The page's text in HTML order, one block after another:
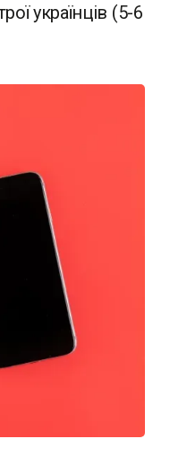
українців (5-6